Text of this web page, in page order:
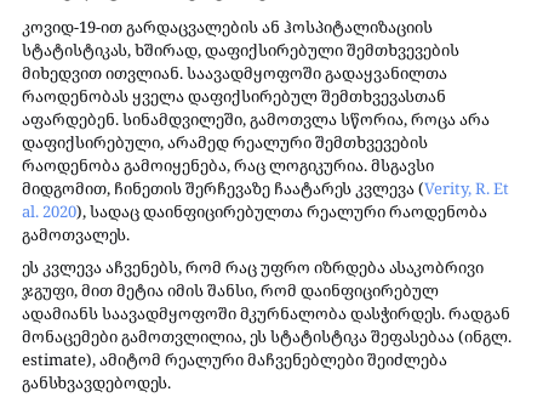
კოვიდ-19-ით გარდაცვალების ან ჰოსპიტალიზაციის
სტატისტიკას, ხშირად, დაფიქსირებული შემთხვევების
მიხედვით ითვლიან. საავადმყოფოში გადაყვანილთა
რაოდენობას ყველა დაფიქსირებულ შემთხვევასთან
აფარდებენ. სინამდვილეში, გამოთვლა სწორია, როცა არა
დაფიქსირებული, არამედ რეალური შემთხვევების
რაოდენობა გამოიყენება, რაც ლოგიკურია. მსგავსი
მიდგომით, ჩინეთის შერჩევაზე ჩაატარეს კვლევა (Verity, R. Et
al. 2020), სადაც დაინფიცირებულთა რეალური რაოდენობა
გამოთვალეს.
ეს კვლევა აჩვენებს, რომ რაც უფრო იზრდება ასაკობრივი
ჯგუფი, მით მეტია იმის შანსი, რომ დაინფიცირებულ
ადამიანს საავადმყოფოში მკურნალობა დასჭირდეს. რადგან
მონაცემები გამოთვლილია, ეს სტატისტიკა შეფასებაა (ინგლ.
estimate), ამიტომ რეალური მაჩვენებლები შეიძლება
განსხვავდებოდეს.